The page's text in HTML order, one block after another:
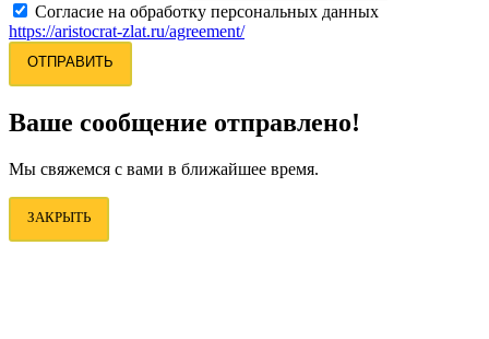
Согласие на обработку персональных данных
https://aristocrat-zlat.ru/agreement/
ОТПРАВИТЬ
Ваше сообщение отправлено!
Мы свяжемся с вами в ближайшее время.
ЗАКРЫТЬ